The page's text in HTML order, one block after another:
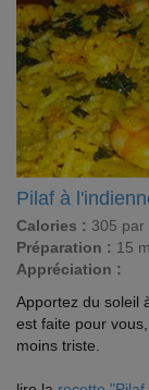
Pilaf à
Calories : 305 par
Préparation : 15
Appréciation :
Apportez du soleil
est faite pour
moins triste.